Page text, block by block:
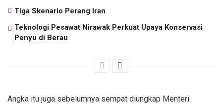
Tiga Skenario Perang Iran
Teknologi Pesawat Nirawak Perkuat Upaya Konservasi
Penyu di Berau
Angka itu juga sebelumnya sempat diungkap Menteri